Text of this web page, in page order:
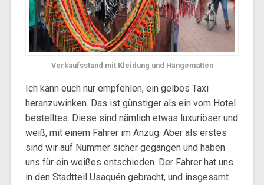
Verkaufsstand mit Kleidung und Hängematten
Ich kann euch nur empfehlen, ein gelbes Taxi
heranzuwinken. Das ist günstiger als ein vom Hotel
bestelltes. Diese sind nämlich etwas luxuriöser und
weiß, mit einem Fahrer im Anzug. Aber als erstes
sind wir auf Nummer sicher gegangen und haben
uns für ein weißes entschieden. Der Fahrer hat uns
in den Stadtteil Usaquén gebracht, und insgesamt